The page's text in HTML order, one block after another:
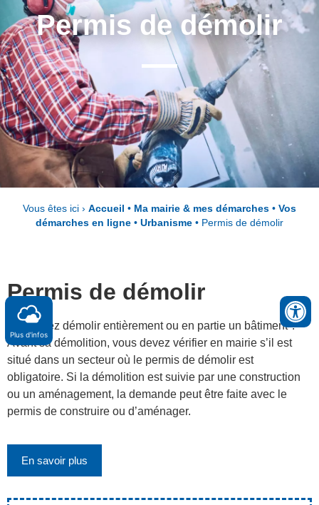
Permis de démolir
Vous êtes ici › Accueil • Ma mairie & mes démarches • Vos
démarches en ligne • Urbanisme • Permis de démolir
Permis de démolir
Vous allez démolir entièrement ou en partie un bâtiment ?
Avant sa démolition, vous devez vérifier en mairie s’il est
situé dans un secteur où le permis de démolir est
obligatoire. Si la démolition est suivie par une construction
ou un aménagement, la demande peut être faite avec le
permis de construire ou d’aménager.
En savoir plus
Plus d'infos